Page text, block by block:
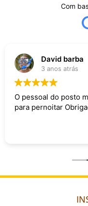
Com
David barba
3 anos atrás
O pessoal do posto
para pernoitar